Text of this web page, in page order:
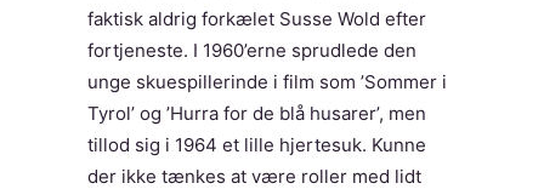
faktisk aldrig forkælet Susse Wold efter
fortjeneste. I 1960’erne sprudlede den
unge skuespillerinde i film som ’Sommer i
Tyrol’ og ’Hurra for de blå husarer’, men
tillod sig i 1964 et lille hjertesuk. Kunne
der ikke tænkes at være roller med lidt